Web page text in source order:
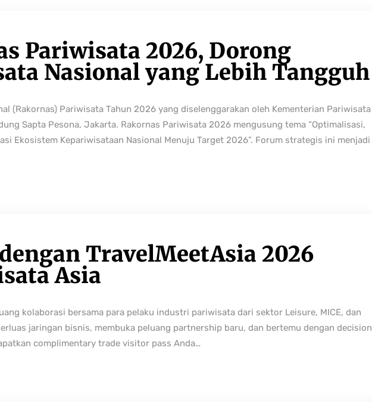
Pariwisata 2026, Dorong
Nasional yang Lebih Tangguh
(Rakornas) Pariwisata Tahun 2026 yang diselenggarakan oleh Kementerian Pariwisata
Sapta Pesona, Jakarta. Rakornas Pariwisata 2026 mengusung tema “Optimalisasi,
Ekosistem Kepariwisataan Nasional Menuju Target 2026”. Forum strategis ini menjadi
TravelMeetAsia 2026
Asia
kolaborasi bersama para pelaku industri pariwisata dari sektor Leisure, MICE, dan
jaringan bisnis, membuka peluang partnership baru, dan bertemu dengan decision
complimentary trade visitor pass Anda…